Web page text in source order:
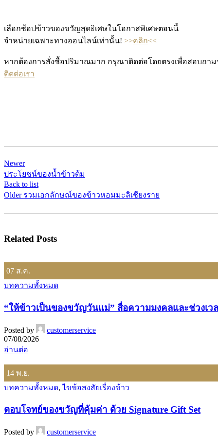
เลือกช้อปข้าวของขวัญสุดะิเศษในโอกาสพิเศษตอนนี้
จำหน่ายเฉพาะทางออนไลน์เท่านั้น! >>คลิก<<
หากต้องการสั่งซื้อปริมาณมาก กรุณาติดต่อโดยตรงเพื่อสอบถาม
ติดต่อเรา
Newer
ประโยชน์ของน้ำข้าวต้ม
Back to list
Older รวมเอกลักษณ์ของข้าวหอมมะลิเชียงราย
Related Posts
07 ส.ค.
บทความทั้งหมด
“ให้ข้าวเป็นของขวัญวันแม่” สื่อความมงคลและช่วงเ
Posted by
customerservice
07/08/2026
อ่านต่อ
14 พ.ย.
บทความทั้งหมด,ไขข้อสงสัยเรื่องข้าว
ตอบโจทย์ของขวัญที่คุ้มค่า ด้วย Signature Gift Set
Posted by customerservice